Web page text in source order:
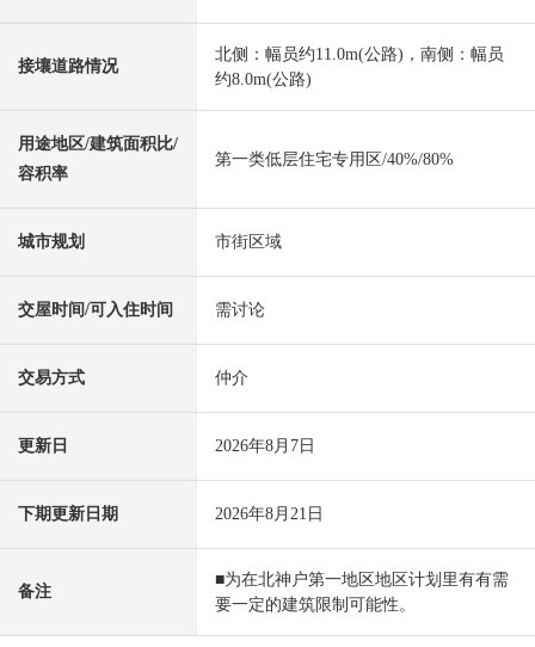
接壤道路情况
北侧：幅员约11.0m(公路)，南侧：幅员
约8.0m(公路)
用途地区/建筑面积比/
容积率
第一类低层住宅专用区/40%/80%
城市规划 市街区域
交屋时间/可入住时间 需讨论
交易方式 仲介
更新日 2026年8月7日
下期更新日期 2026年8月21日
备注
■为在北神户第一地区地区计划里有有需
要一定的建筑限制可能性。